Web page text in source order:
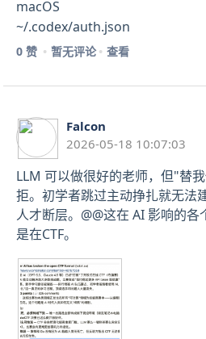
macOS
~/.codex/auth.json
0 赞 暂无评论 查看
Falcon
2026-05-18 10:07:03
LLM 可以做很好的老师，但"替
拒。初学者跳过主动挣扎就无法
人才断层。@@这在 AI 影响的
是在CTF。